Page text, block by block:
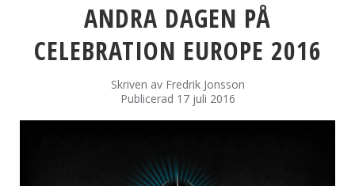
ANDRA DAGEN PÅ
CELEBRATION EUROPE 2016
Skriven av Fredrik Jonsson
Publicerad 17 juli 2016